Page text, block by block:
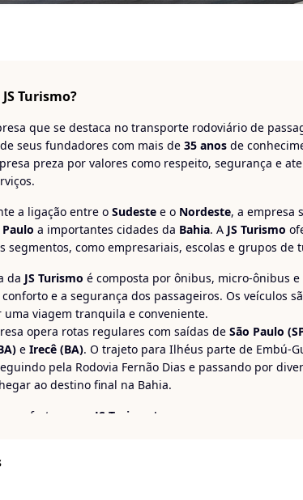
Turismo?
que se destaca no transporte rodoviário de
seus fundadores com mais de 35 anos de
preza por valores como respeito, segurança e
a ligação entre o Sudeste e o Nordeste, a empresa
Paulo a importantes cidades da Bahia. A JS Turismo
segmentos, como empresariais, escolas e grupos de
da JS Turismo é composta por ônibus, micro-ônibus e
e a segurança dos passageiros. Os veículos
viagem tranquila e conveniente.
opera rotas regulares com saídas de São Paulo
e Irecê (BA). O trajeto para Ilhéus parte de Embú-
pela Rodovia Fernão Dias e passando por
ao destino final na Bahia.
conforto com a JS Turismo !